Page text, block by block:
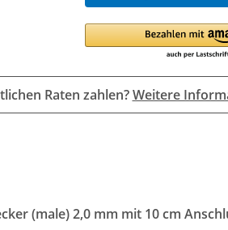
Raten zahlen?Weitere
(male) 2,0 mm mit 10 cm